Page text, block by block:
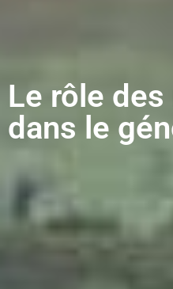
Le rôle
dans le